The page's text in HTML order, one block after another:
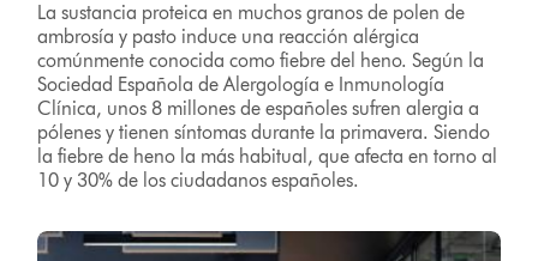
La sustancia proteica en muchos granos de polen de
ambrosía y pasto induce una reacción alérgica
comúnmente conocida como fiebre del heno. Según la
Sociedad Española de Alergología e Inmunología
Clínica, unos 8 millones de españoles sufren alergia a
pólenes y tienen síntomas durante la primavera. Siendo
la fiebre de heno la más habitual, que afecta en torno al
10 y 30% de los ciudadanos españoles.